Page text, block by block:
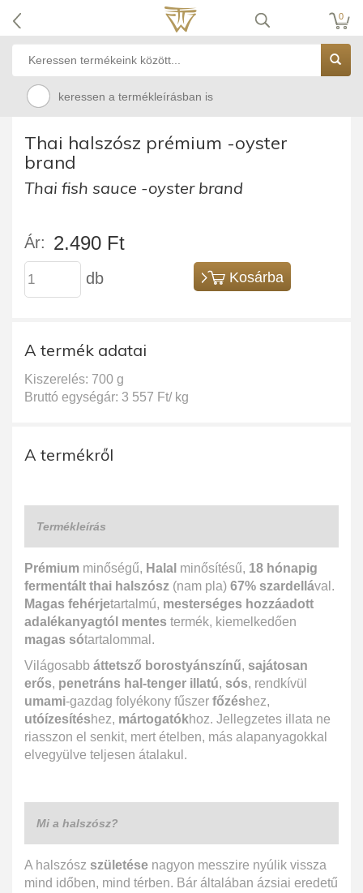
0
keressen a termékleírásban is
Thai halszósz prémium -oyster
brand
Thai fish sauce -oyster brand
Ár: 2.490 Ft
db Kosárba
A termék adatai
Kiszerelés: 700 g
Bruttó egységár: 3 557 Ft/ kg
A termékről
Termékleírás
Prémium minőségű, Halal minősítésű, 18 hónapig
fermentált thai halszósz (nam pla) 67% szardellával.
Magas fehérjetartalmú, mesterséges hozzáadott
adalékanyagtól mentes termék, kiemelkedően
magas sótartalommal.
Világosabb áttetsző borostyánszínű, sajátosan
erős, penetráns hal-tenger illatú, sós, rendkívül
umami-gazdag folyékony fűszer főzéshez,
utóízesítéshez, mártogatókhoz. Jellegzetes illata ne
riasszon el senkit, mert ételben, más alapanyagokkal
elvegyülve teljesen átalakul.
Mi a halszósz?
A halszósz születése nagyon messzire nyúlik vissza
mind időben, mind térben. Bár általában ázsiai eredetű